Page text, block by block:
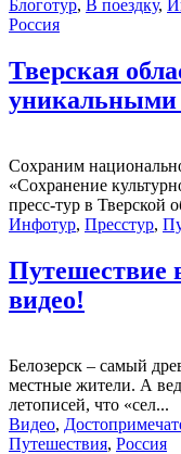
Блоготур, В поездку,
Россия
Тверская
Сохраним
«Сохранение
пресс-тур в Тверской
Инфотур, Пресстур,
Путешествие
видео!
Белозерск – самый
местные жители. А
летописей, что «сел...
Видео,
Путешествия, Россия